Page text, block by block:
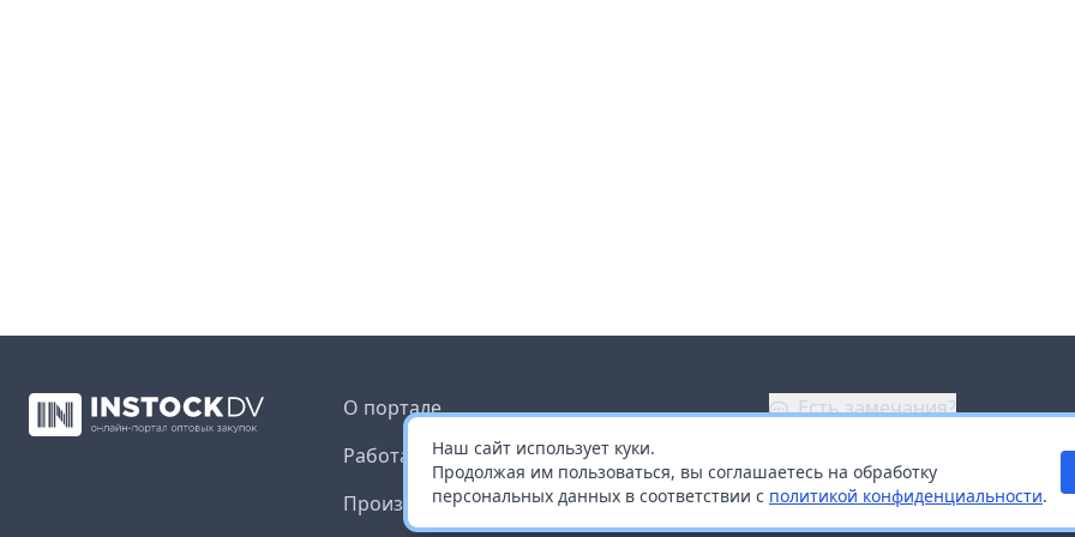
Наш сайт использует куки.
Продолжая им пользоваться, вы соглашаетесь на обработку
персональных данных в соответствии с политикой конфиденциальности.
О портале
Работа с платформой
Производителям и дистрибьюторам
Есть замечания?
Заказать звонок